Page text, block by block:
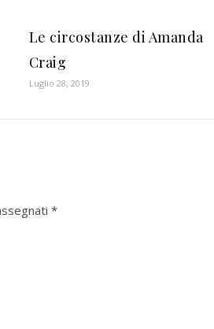
Le circostanze di Amanda
Craig
Luglio 28, 2019
*